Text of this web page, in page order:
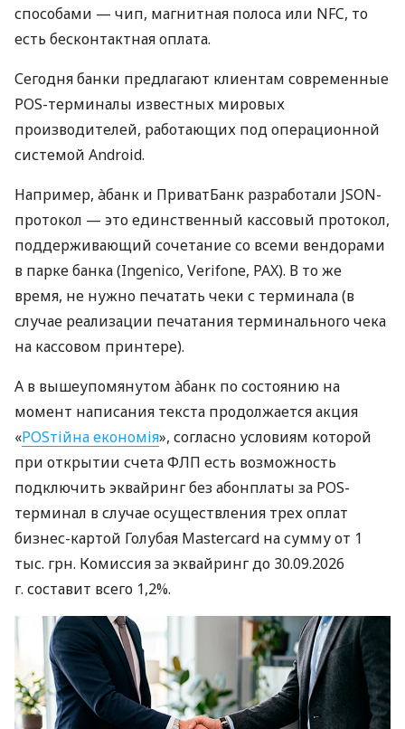
способами — чип, магнитная полоса или NFC, то
есть бесконтактная оплата.
Сегодня банки предлагают клиентам современные
POS-терминалы известных мировых
производителей, работающих под операционной
системой Android.
Например, àбанк и ПриватБанк разработали JSON-
протокол — это единственный кассовый протокол,
поддерживающий сочетание со всеми вендорами
в парке банка (Ingenico, Verifone, PAX). В то же
время, не нужно печатать чеки с терминала (в
случае реализации печатания терминального чека
на кассовом принтере).
А в вышеупомянутом àбанк по состоянию на
момент написания текста продолжается акция
«POSтійна економія», согласно условиям которой
при открытии счета ФЛП есть возможность
подключить эквайринг без абонплаты за POS-
терминал в случае осуществления трех оплат
бизнес-картой Голубая Mastercard на сумму от 1
тыс. грн. Комиссия за эквайринг до 30.09.2026
г. составит всего 1,2%.